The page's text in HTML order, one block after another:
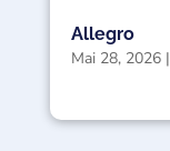
Allegro
Mai 28, 2026|